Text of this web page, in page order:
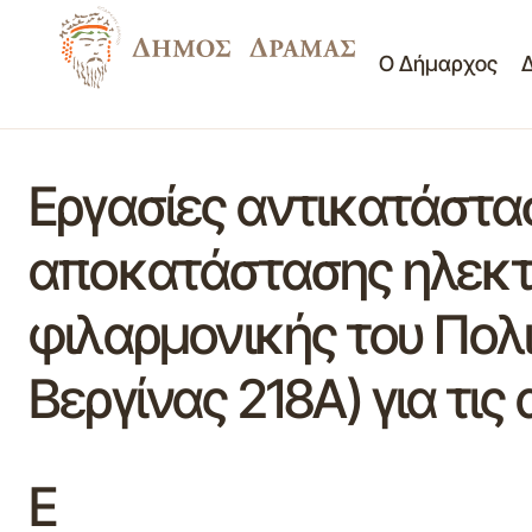
Ο Δήμαρχος
Εργασίες
αποκατάστασης
φιλαρμονικής του
Βεργίνας 218Α) για
Ε